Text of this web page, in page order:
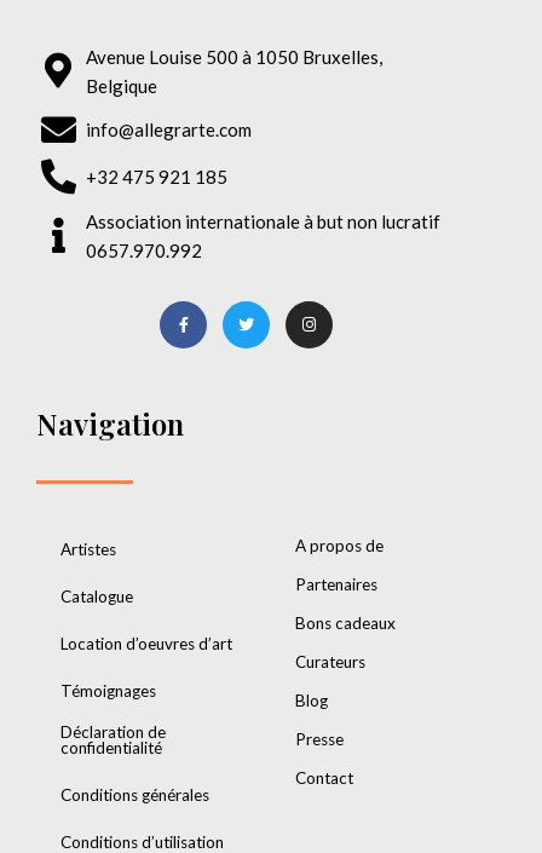
Avenue Louise 500 à 1050 Bruxelles,
Belgique
info@allegrarte.com
+32 475 921 185
Association internationale à but non lucratif
0657.970.992
Navigation
Artistes
Catalogue
Location d’oeuvres d’art
Témoignages
Déclaration de
confidentialité
Conditions générales
Conditions d’utilisation
A propos de
Partenaires
Bons cadeaux
Curateurs
Blog
Presse
Contact